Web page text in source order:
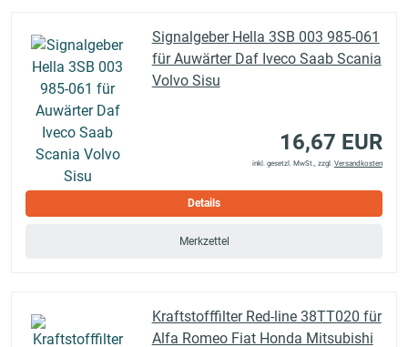
Signalgeber Hella 3SB 003 985-061
für Auwärter Daf Iveco Saab Scania
Volvo Sisu
16,67 EUR
inkl. gesetzl. MwSt., zzgl. Versandkosten
Details
Merkzettel
Kraftstofffilter Red-line 38TT020 für
Alfa Romeo Fiat Honda Mitsubishi